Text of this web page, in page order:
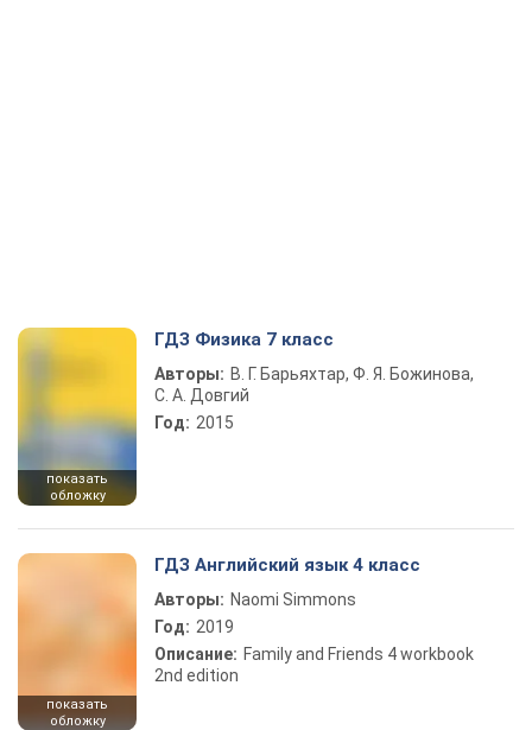
показать
обложку
ГДЗ Физика 7 класс
Авторы: В. Г. Барьяхтар, Ф. Я. Божинова,
С. А. Довгий
Год: 2015
показать
обложку
ГДЗ Английский язык 4 класс
Авторы: Naomi Simmons
Год: 2019
Описание: Family and Friends 4 workbook
2nd edition